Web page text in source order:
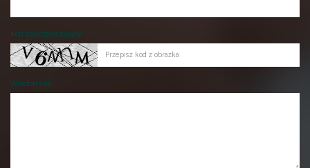
Kod zabezpieczający
Wiadomość